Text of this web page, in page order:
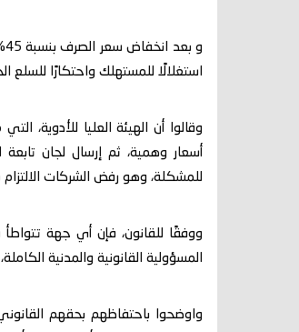
استغلالًا للمستهلك واحتكارًا للسلع
وقالوا أن الهيئة العليا للأدوية،
أسعار وهمية، ثم إرسال لجان
للمشكلة، وهو رفض الشركات
ووفقًا للقانون، فإن أي جهة تتواطأ
المسؤولية القانونية والمدنية
واوضحوا باحتفاظهم بحقهم